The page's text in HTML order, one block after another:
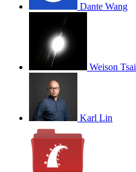
Dante Wang
Weison Tsai
Karl Lin